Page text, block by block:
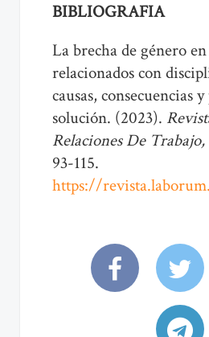
BIBLIOGRAFIA
La brecha de género
relacionados con
causas, consecuencias
solución. (2023).
Relaciones De
93-115.
https://